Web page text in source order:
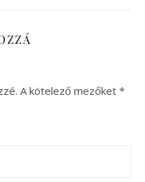
A kötelező mezőket *